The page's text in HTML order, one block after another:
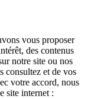
vous proposer
des contenus
notre site ou nos
consultez et de vos
votre accord, nous
site internet :